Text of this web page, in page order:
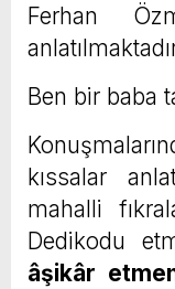
Ferhan
Ben bir baba
kıssalar
mahalli
Dedikodu
âşikâr